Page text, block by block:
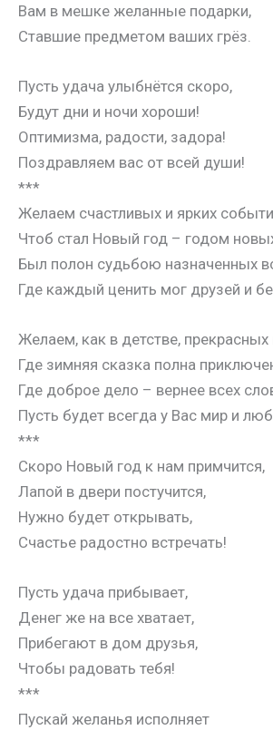
Вам в мешке желанные подарки,
Ставшие предметом ваших грёз.
Пусть удача улыбнётся скоро,
Будут дни и ночи хороши!
Оптимизма, радости, задора!
Поздравляем вас от всей души!
***
Желаем счастливых и ярких
Чтоб стал Новый год – годом
Был полон судьбою назначенных
Где каждый ценить мог друзей и
Желаем, как в детстве, прекрасных
Где зимняя сказка полна
Где доброе дело – вернее всех
Пусть будет всегда у Вас мир и
***
Скоро Новый год к нам примчится,
Лапой в двери постучится,
Нужно будет открывать,
Счастье радостно встречать!
Пусть удача прибывает,
Денег же на все хватает,
Прибегают в дом друзья,
Чтобы радовать тебя!
***
Пускай желанья исполняет